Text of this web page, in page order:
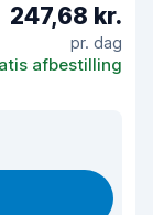
247,68 kr.
pr. dag
afbestilling